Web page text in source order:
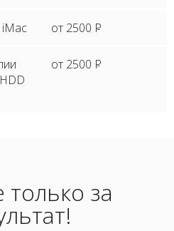
iMac от 2500 P
от 2500 P
только за